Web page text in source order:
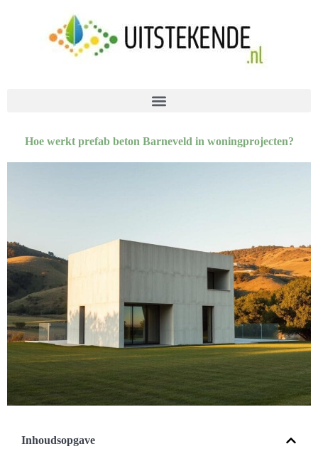
Hoe werkt prefab beton Barneveld in woningprojecten?
Inhoudsopgave